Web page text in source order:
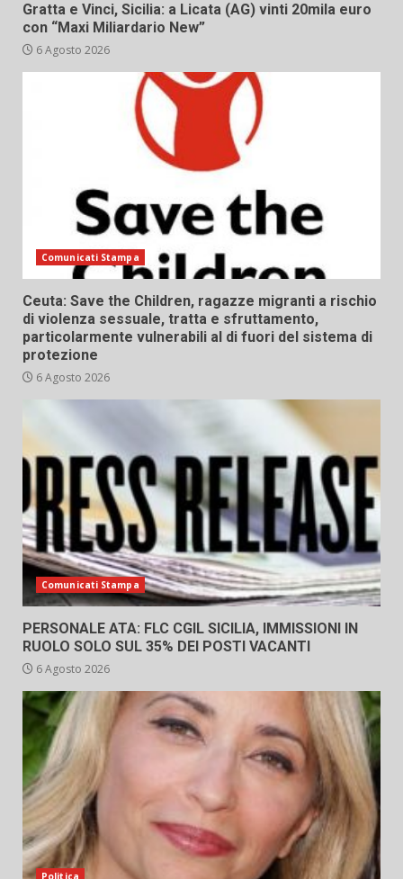
Gratta e Vinci, Sicilia: a Licata (AG) vinti 20mila euro
con “Maxi Miliardario New”
6 Agosto 2026
Comunicati Stampa
Ceuta: Save the Children, ragazze migranti a rischio
di violenza sessuale, tratta e sfruttamento,
particolarmente vulnerabili al di fuori del sistema di
protezione
6 Agosto 2026
Comunicati Stampa
PERSONALE ATA: FLC CGIL SICILIA, IMMISSIONI IN
RUOLO SOLO SUL 35% DEI POSTI VACANTI
6 Agosto 2026